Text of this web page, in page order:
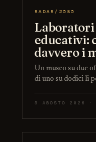
RADAR/2585
Laboratori
educativi:
davvero i
Un museo su due
di uno su dodici li
5 AGOSTO 2026 ·